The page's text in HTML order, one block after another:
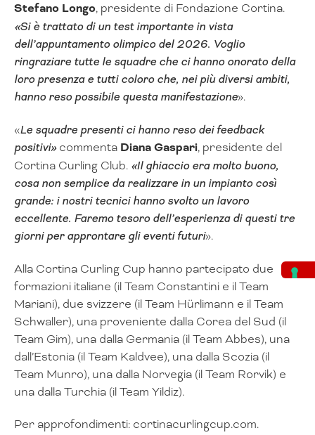
Stefano Longo, presidente di Fondazione Cortina.
«Si è trattato di un test importante in vista
dell’appuntamento olimpico del 2026. Voglio
ringraziare tutte le squadre che ci hanno onorato della
loro presenza e tutti coloro che, nei più diversi ambiti,
hanno reso possibile questa manifestazione».
«Le squadre presenti ci hanno reso dei feedback
positivi»commenta Diana Gaspari, presidente del
Cortina Curling Club. «Il ghiaccio era molto buono,
cosa non semplice da realizzare in un impianto così
grande: i nostri tecnici hanno svolto un lavoro
eccellente. Faremo tesoro dell’esperienza di questi tre
giorni per approntare gli eventi futuri».
Alla Cortina Curling Cup hanno partecipato due
formazioni italiane (il Team Constantini e il Team
Mariani), due svizzere (il Team Hürlimann e il Team
Schwaller), una proveniente dalla Corea del Sud (il
Team Gim), una dalla Germania (il Team Abbes), una
dall’Estonia (il Team Kaldvee), una dalla Scozia (il
Team Munro), una dalla Norvegia (il Team Rorvik) e
una dalla Turchia (il Team Yildiz).
Per approfondimenti: cortinacurlingcup.com.